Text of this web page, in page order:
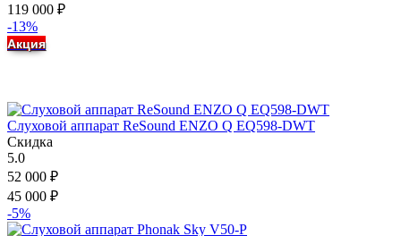
119 000 ₽
-13%
Акция
Слуховой аппарат ReSound ENZO Q EQ598-DWT
Скидка
5.0
52 000 ₽
45 000 ₽
-5%